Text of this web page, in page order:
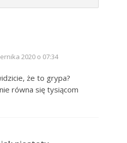
2020 o 07:34
że to grypa?
równa się tysiącom